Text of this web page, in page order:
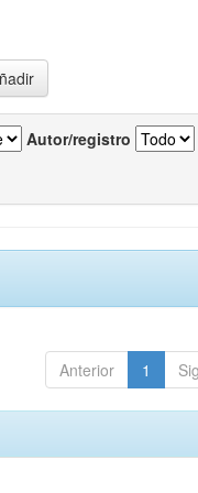
Autor/registro
Anterior 1